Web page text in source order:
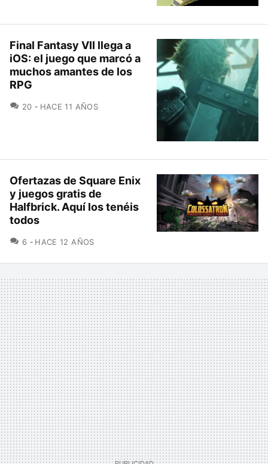
Final Fantasy VII llega a
iOS: el juego que marcó a
muchos amantes de los
RPG
20 COMENTARIOS
HACE 11 AÑOS
Ofertazas de Square Enix
y juegos gratis de
Halfbrick. Aquí los tenéis
todos
6 COMENTARIOS
HACE 12 AÑOS